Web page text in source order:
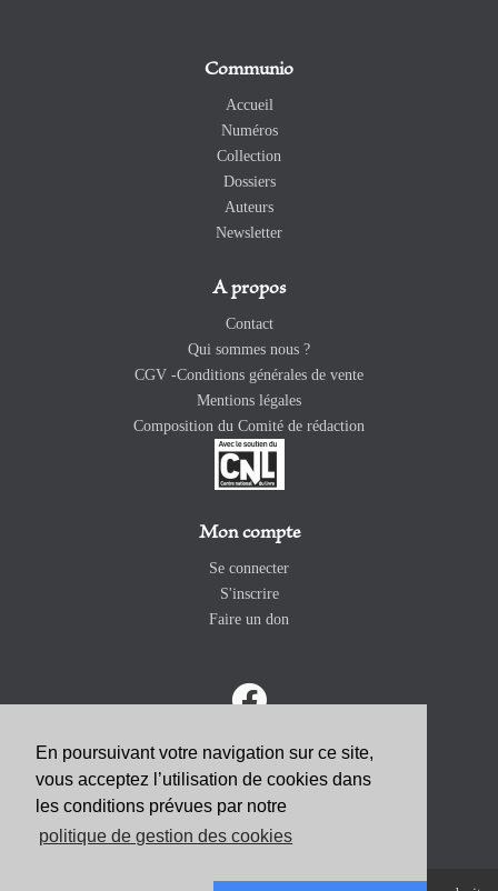
En poursuivant votre navigation sur ce site,
vous acceptez l’utilisation de cookies dans
les conditions prévues par notre
politique de gestion des cookies
Communio
Accueil
Numéros
Collection
Dossiers
Auteurs
Newsletter
A propos
Contact
Qui sommes nous ?
CGV -Conditions générales de vente
Mentions légales
Composition du Comité de rédaction
Mon compte
Se connecter
S'inscrire
Faire un don
ABONNEZ-VOUS